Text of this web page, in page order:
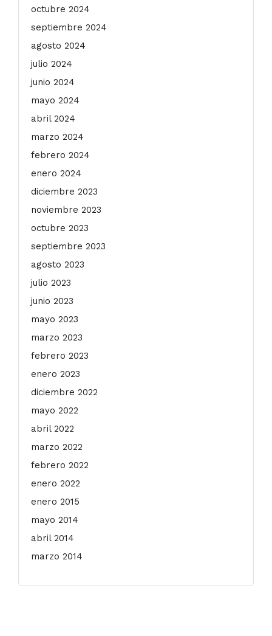
octubre 2024
septiembre 2024
agosto 2024
julio 2024
junio 2024
mayo 2024
abril 2024
marzo 2024
febrero 2024
enero 2024
diciembre 2023
noviembre 2023
octubre 2023
septiembre 2023
agosto 2023
julio 2023
junio 2023
mayo 2023
marzo 2023
febrero 2023
enero 2023
diciembre 2022
mayo 2022
abril 2022
marzo 2022
febrero 2022
enero 2022
enero 2015
mayo 2014
abril 2014
marzo 2014